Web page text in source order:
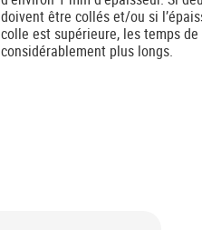
doivent être collés et/ou si
colle est supérieure, les temps
considérablement plus longs.